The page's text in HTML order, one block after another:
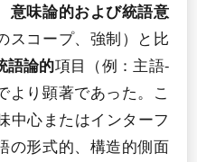
意味論的および統語意
スコープ、強制）と比
語論的項目（例：主語-
より顕著であった。こ
中心またはインターフ
の形式的、構造的側面